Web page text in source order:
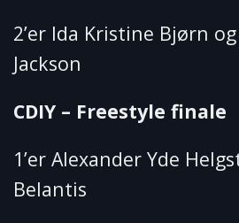
2’er Ida Kristine Bjørn
Jackson
CDIY – Freestyle finale
1’er Alexander Yde
Belantis